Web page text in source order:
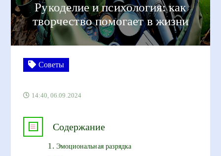
Рукоделие и психология: как
творчество помогает в жизни
Советы
14:40, 06.09.2024
Содержание
Эмоциональная разрядка